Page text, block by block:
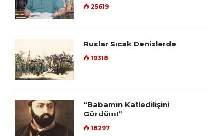
25619
Ruslar Sıcak Denizlerde
19318
“Babamın Katledilişini
Gördüm!”
18297